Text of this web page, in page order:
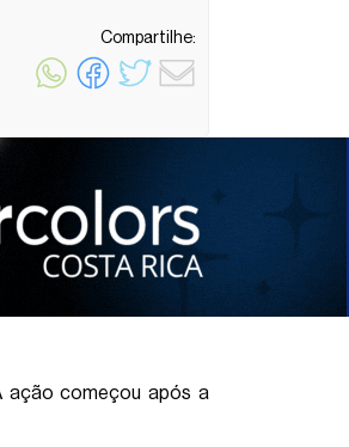
Compartilhe:
ação começou após a